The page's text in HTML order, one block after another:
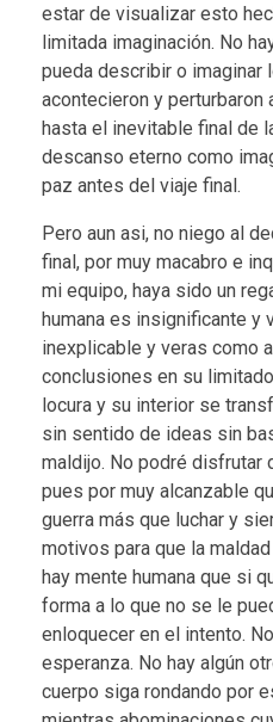
estar de visualizar esto
limitada imaginación. No
pueda describir o imaginar
acontecieron y perturbaron
hasta el inevitable final de
descanso eterno como
paz antes del viaje final.
Pero aun asi, no niego al
final, por muy macabro e
mi equipo, haya sido un
humana es insignificante y
inexplicable y veras como
conclusiones en su
locura y su interior se
sin sentido de ideas sin
maldijo. No podré disfrutar
pues por muy alcanzable
guerra más que luchar y
motivos para que la
hay mente humana que si
forma a lo que no se le
enloquecer en el intento.
esperanza. No hay algún
cuerpo siga rondando por